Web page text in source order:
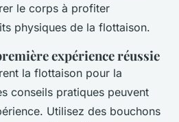
le corps à profiter
physiques de la flottaison.
expérience réussie
la flottaison pour la
conseils pratiques peuvent
Utilisez des bouchons